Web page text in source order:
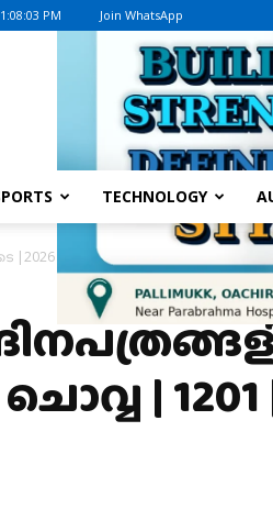
PM Join WhatsApp
TECHNOLOGY
|2026 | ജൂണ്‍ 2, ചൊവ്വ | 1201 | ഇടവം...
|